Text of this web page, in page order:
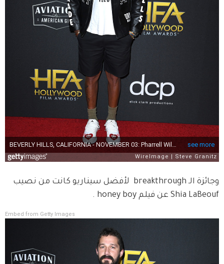
وجائزة الـ breakthrough  لأفضل سيناريو كانت من نصيب
Shia LaBeouf عن فيلم honey boy .
Embed from Getty Images